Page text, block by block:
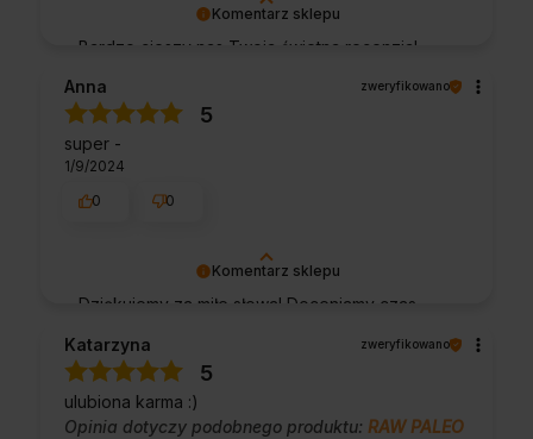
Komentarz sklepu
Bardzo cieszy nas Twoja świetna recenzja!
klientów takich jak Ty i jesteśmy zadowoleni,
że nam się udało. Mamy nadzieję, że do nas
wrócisz :) Pozdrawiamy
Komentarz sklepu
Dziękujemy za miłe słowa! Doceniamy czas
doświadczeniem. Jesteśmy szczęśliwi, że
mamy takich klientów. Z pozdrowieniami,
obsługa sklepu.
Anna zweryfikowano
5
super -
1/9/2024
0
0
Katarzyna zweryfikowano
5
ulubiona karma :)
Opinia dotyczy podobnego produktu: RAW PALEO